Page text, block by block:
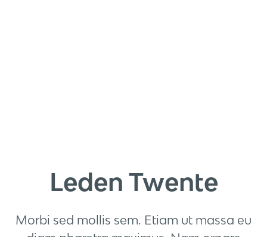
Leden Twente
Morbi sed mollis sem. Etiam ut massa eu